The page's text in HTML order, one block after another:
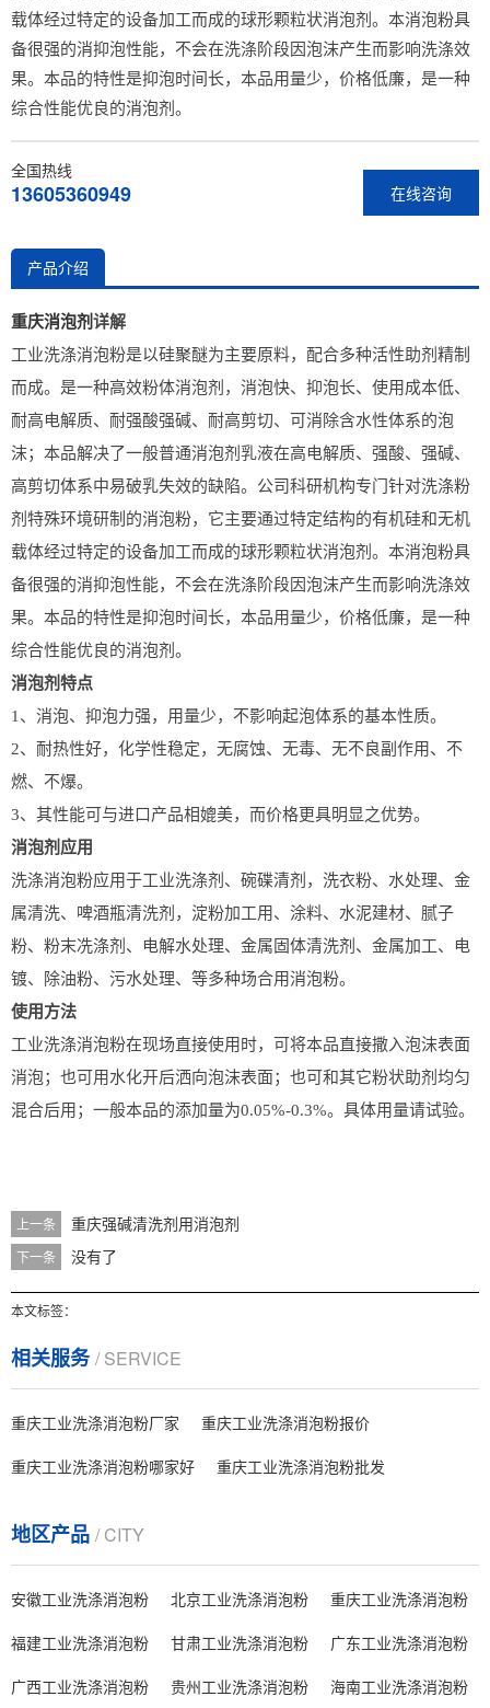
载体经过特定的设备加工而成的球形颗粒状消泡剂。本消泡粉具
备很强的消抑泡性能，不会在洗涤阶段因泡沫产生而影响洗涤效
果。本品的特性是抑泡时间长，本品用量少，价格低廉，是一种
综合性能优良的消泡剂。
在线咨询
全国热线
13605360949
产品介绍
重庆消泡剂详解
工业洗涤消泡粉是以硅聚醚为主要原料，配合多种活性助剂精制
而成。是一种高效粉体消泡剂，消泡快、抑泡长、使用成本低、
耐高电解质、耐强酸强碱、耐高剪切、可消除含水性体系的泡
沫；本品解决了一般普通消泡剂乳液在高电解质、强酸、强碱、
高剪切体系中易破乳失效的缺陷。公司科研机构专门针对洗涤粉
剂特殊环境研制的消泡粉，它主要通过特定结构的有机硅和无机
载体经过特定的设备加工而成的球形颗粒状消泡剂。本消泡粉具
备很强的消抑泡性能，不会在洗涤阶段因泡沫产生而影响洗涤效
果。本品的特性是抑泡时间长，本品用量少，价格低廉，是一种
综合性能优良的消泡剂。
消泡剂特点
1、消泡、抑泡力强，用量少，不影响起泡体系的基本性质。
2、耐热性好，化学性稳定，无腐蚀、无毒、无不良副作用、不
燃、不爆。
3、其性能可与进口产品相媲美，而价格更具明显之优势。
消泡剂应用
洗涤消泡粉应用于工业洗涤剂、碗碟清剂，洗衣粉、水处理、金
属清洗、啤酒瓶清洗剂，淀粉加工用、涂料、水泥建材、腻子
粉、粉末冼涤剂、电解水处理、金属固体清洗剂、金属加工、电
镀、除油粉、污水处理、等多种场合用消泡粉。
使用方法
工业洗涤消泡粉在现场直接使用时，可将本品直接撒入泡沫表面
消泡；也可用水化开后洒向泡沫表面；也可和其它粉状助剂均匀
混合后用；一般本品的添加量为0.05%-0.3%。具体用量请试验。
上一条 重庆强碱清洗剂用消泡剂
下一条 没有了
本文标签：
相关服务/ SERVICE
重庆工业洗涤消泡粉厂家
重庆工业洗涤消泡粉报价
重庆工业洗涤消泡粉哪家好
重庆工业洗涤消泡粉批发
地区产品 / CITY
安徽工业洗涤消泡粉 北京工业洗涤消泡粉
重庆工业洗涤消泡粉
福建工业洗涤消泡粉
甘肃工业洗涤消泡粉
广东工业洗涤消泡粉
广西工业洗涤消泡粉
贵州工业洗涤消泡粉
海南工业洗涤消泡粉